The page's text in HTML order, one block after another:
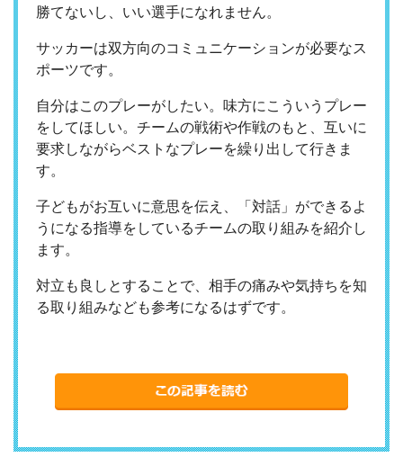
勝てないし、いい選手になれません。
サッカーは双方向のコミュニケーションが必要なス
ポーツです。
自分はこのプレーがしたい。味方にこういうプレー
をしてほしい。チームの戦術や作戦のもと、互いに
要求しながらベストなプレーを繰り出して行きま
す。
子どもがお互いに意思を伝え、「対話」ができるよ
うになる指導をしているチームの取り組みを紹介し
ます。
対立も良しとすることで、相手の痛みや気持ちを知
る取り組みなども参考になるはずです。